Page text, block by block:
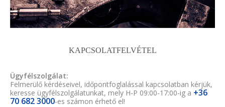
KAPCSOLATFELVÉTEL
Ügyfélszolgálat:
Felmerülő kérdéseivel, időpontfoglalással kapcsolatban kérjük,
keresse ügyfélszolgálatunkat, mely H-P 09:00-17:00-ig a +36
70 682 3000-es számon érhető el!